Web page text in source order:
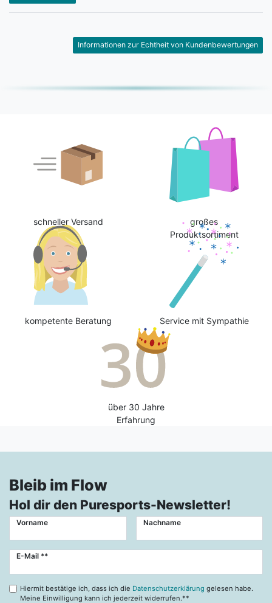
Informationen zur Echtheit von Kundenbewertungen
schneller Versand
großes
Produktsortiment
kompetente Beratung Service mit Sympathie
über 30 Jahre
Erfahrung
Bleib im Flow
Hol dir den Puresports-Newsletter!
Vorname Nachname
E-Mail **
Newsletter
Hiermit bestätige ich, dass ich die Datenschutzerklärung gelesen habe.
Meine Einwilligung kann ich jederzeit widerrufen.**